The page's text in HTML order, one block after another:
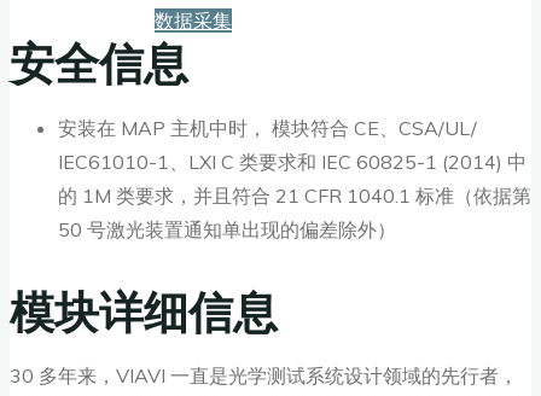
数据采集
服务+保障
资源下载
安全信息
安装在 MAP 主机中时， 模块符合 CE、CSA/UL/
IEC61010-1、LXI C 类要求和 IEC 60825-1 (2014) 中
的 1M 类要求，并且符合 21 CFR 1040.1 标准（依据第
50 号激光装置通知单出现的偏差除外）
模块详细信息
30 多年来，VIAVI 一直是光学测试系统设计领域的先行者，